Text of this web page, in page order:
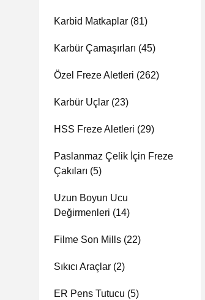
Karbid Matkaplar (81)
Karbür Çamaşırları (45)
Özel Freze Aletleri (262)
Karbür Uçlar (23)
HSS Freze Aletleri (29)
Paslanmaz Çelik İçin Freze
Çakıları (5)
Uzun Boyun Ucu
Değirmenleri (14)
Filme Son Mills (22)
Sıkıcı Araçlar (2)
ER Pens Tutucu (5)